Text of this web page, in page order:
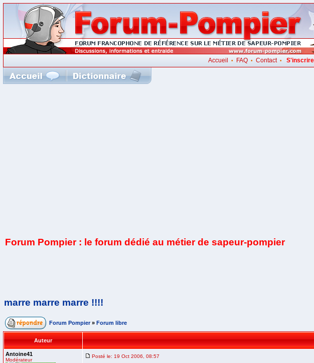
Accueil • FAQ• Contact•
Forum Pompier : le forum dédié au métier de sapeur-pompier
marre marre marre !!!!
Forum Pompier » Forum libre
Auteur
Antoine41
Modérateur
Posté le: 19 Oct 2006, 08:57